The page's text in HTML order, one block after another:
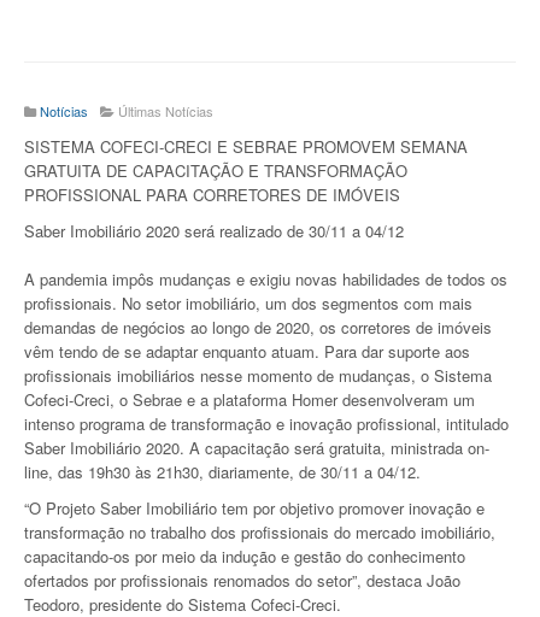
Notícias Últimas Notícias
SISTEMA COFECI-CRECI E SEBRAE PROMOVEM SEMANA
GRATUITA DE CAPACITAÇÃO E TRANSFORMAÇÃO
PROFISSIONAL PARA CORRETORES DE IMÓVEIS
Saber Imobiliário 2020 será realizado de 30/11 a 04/12
A pandemia impôs mudanças e exigiu novas habilidades de todos os
profissionais. No setor imobiliário, um dos segmentos com mais
demandas de negócios ao longo de 2020, os corretores de imóveis
vêm tendo de se adaptar enquanto atuam. Para dar suporte aos
profissionais imobiliários nesse momento de mudanças, o Sistema
Cofeci-Creci, o Sebrae e a plataforma Homer desenvolveram um
intenso programa de transformação e inovação profissional, intitulado
Saber Imobiliário 2020. A capacitação será gratuita, ministrada on-
line, das 19h30 às 21h30, diariamente, de 30/11 a 04/12.
“O Projeto Saber Imobiliário tem por objetivo promover inovação e
transformação no trabalho dos profissionais do mercado imobiliário,
capacitando-os por meio da indução e gestão do conhecimento
ofertados por profissionais renomados do setor”, destaca João
Teodoro, presidente do Sistema Cofeci-Creci.